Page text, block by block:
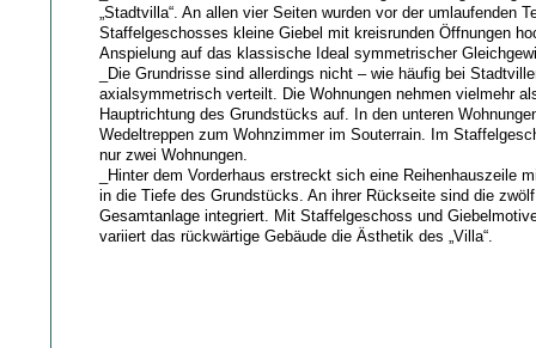
„Stadtvilla“. An allen vier Seiten wurden vor der umlaufenden
Staffelgeschosses kleine Giebel mit kreisrunden Öffnungen
Anspielung auf das klassische Ideal symmetrischer
_Die Grundrisse sind allerdings nicht – wie häufig bei
axialsymmetrisch verteilt. Die Wohnungen nehmen vielmehr
Hauptrichtung des Grundstücks auf. In den unteren
Wedeltreppen zum Wohnzimmer im Souterrain. Im
nur zwei Wohnungen.
_Hinter dem Vorderhaus erstreckt sich eine Reihenhauszeile
in die Tiefe des Grundstücks. An ihrer Rückseite sind die
Gesamtanlage integriert. Mit Staffelgeschoss und
variiert das rückwärtige Gebäude die Ästhetik des „Villa“.